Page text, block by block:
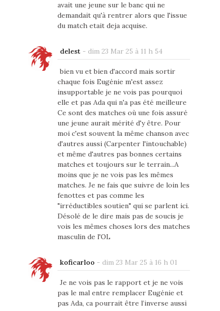
avait une jeune sur le banc qui ne
demandait qu'à rentrer alors que l'issue
du match etait deja acquise.
delest- dim 23 Mar 25 à 11 h 54
bien vu et bien d'accord mais sortir
chaque fois Eugénie m'est assez
insupportable je ne vois pas pourquoi
elle et pas Ada qui n'a pas été meilleure
Ce sont des matches où une fois assuré
une jeune aurait mérité d'y être. Pour
moi c'est souvent la même chanson avec
d'autres aussi (Carpenter l'intouchable)
et même d'autres pas bonnes certains
matches et toujours sur le terrain...A
moins que je ne vois pas les mêmes
matches. Je ne fais que suivre de loin les
fenottes et pas comme les
"irréductibles soutien" qui se parlent ici.
Désolé de le dire mais pas de soucis je
vois les mêmes choses lors des matches
masculin de l'OL
koficarloo - dim 23 Mar 25 à 16 h 01
Je ne vois pas le rapport et je ne vois
pas le mal entre remplacer Eugénie et
pas Ada, ca pourrait être l’inverse aussi